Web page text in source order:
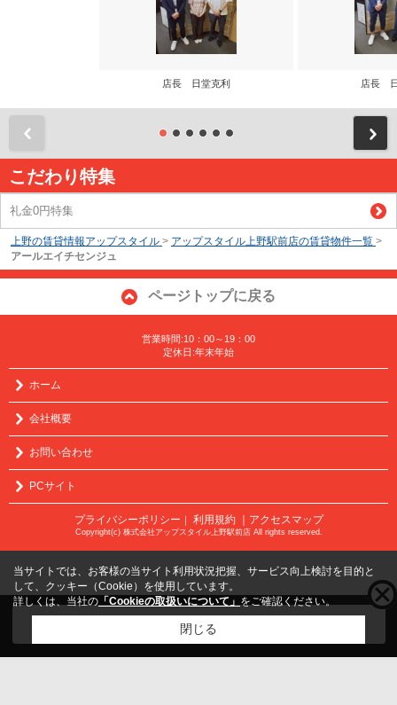
店長 日堂克利 店長
こだわり特集
礼金0円特集
上野の賃貸情報アップスタイル > アップスタイル上野駅前店の賃貸物件一覧 >
アールエイチセンジュ
ページトップに戻る
営業時間:10：00～19：00
定休日:年末年始
ホーム
会社概要
お問い合わせ
PCサイト
プライバシーポリシー 利用規約 ｜アクセスマップ
Copyright(c) 株式会社アップスタイル上野駅前店 All rights reserved.
こちらの物件をご覧の方にお勧めな物件
当サイトでは、お客様の当サイト利用状況把握、サービス向上検討を目的と
して、クッキー（Cookie）を使用しています。
詳しくは、当社の 「Cookieの取扱いについて」 をご確認ください。
閉じる